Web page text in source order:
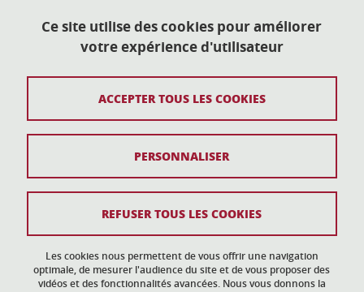
38400 Saint-Martin-d'Hères
action-culturelle@univ-grenoble-alpes.fr
Plan du site
Données personnelles
Gestion des cookies
Accessibilité : non conforme
Ce site utilise des cookies pour améliorer
votre expérience d'utilisateur
Les cookies nous permettent de vous offrir une navigation
optimale, de mesurer l'audience du site et de vous proposer des
vidéos et des fonctionnalités avancées. Nous vous donnons la
ACCEPTER TOUS LES COOKIES
REFUSER TOUS LES COOKIES
PERSONNALISER